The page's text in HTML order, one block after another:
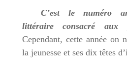
C’est le numéro
littéraire consacré aux
Cependant, cette année on
la jeunesse et ses dix têtes